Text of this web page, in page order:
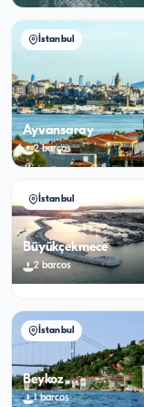
İstanbul
Ayvansaray
2 barcos
İstanbul
Büyükçekmece
2 barcos
İstanbul
Beykoz
1 barcos